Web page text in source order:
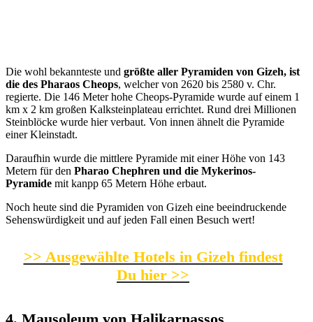
Die wohl bekannteste und größte aller Pyramiden von Gizeh, ist
die des Pharaos Cheops, welcher von 2620 bis 2580 v. Chr.
regierte. Die 146 Meter hohe Cheops-Pyramide wurde auf einem 1
km x 2 km großen Kalksteinplateau errichtet. Rund drei Millionen
Steinblöcke wurde hier verbaut. Von innen ähnelt die Pyramide
einer Kleinstadt.
Daraufhin wurde die mittlere Pyramide mit einer Höhe von 143
Metern für den Pharao Chephren und die Mykerinos-
Pyramide mit kanpp 65 Metern Höhe erbaut.
Noch heute sind die Pyramiden von Gizeh eine beeindruckende
Sehenswürdigkeit und auf jeden Fall einen Besuch wert!
>> Ausgewählte Hotels in Gizeh findest
Du hier >>